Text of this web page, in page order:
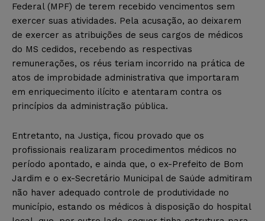
Federal (MPF) de terem recebido vencimentos sem
exercer suas atividades. Pela acusação, ao deixarem
de exercer as atribuições de seus cargos de médicos
do MS cedidos, recebendo as respectivas
remunerações, os réus teriam incorrido na prática de
atos de improbidade administrativa que importaram
em enriquecimento ilícito e atentaram contra os
princípios da administração pública.
Entretanto, na Justiça, ficou provado que os
profissionais realizaram procedimentos médicos no
período apontado, e ainda que, o ex-Prefeito de Bom
Jardim e o ex-Secretário Municipal de Saúde admitiram
não haver adequado controle de produtividade no
município, estando os médicos à disposição do hospital